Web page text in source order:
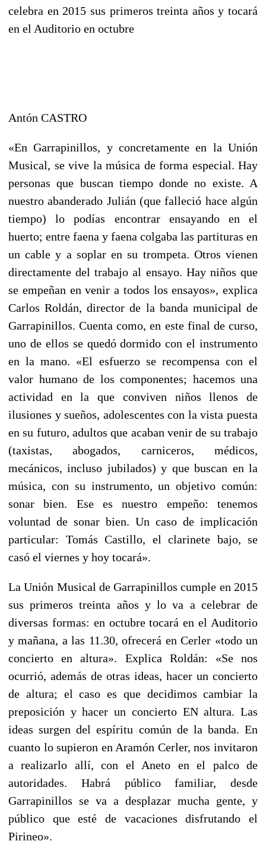
celebra en 2015 sus primeros treinta años y tocará
en el Auditorio en octubre
Antón CASTRO
«En Garrapinillos, y concretamente en la Unión
Musical, se vive la música de forma especial. Hay
personas que buscan tiempo donde no existe. A
nuestro abanderado Julián (que falleció hace algún
tiempo) lo podías encontrar ensayando en el
huerto; entre faena y faena colgaba las partituras en
un cable y a soplar en su trompeta. Otros vienen
directamente del trabajo al ensayo. Hay niños que
se empeñan en venir a todos los ensayos», explica
Carlos Roldán, director de la banda municipal de
Garrapinillos. Cuenta como, en este final de curso,
uno de ellos se quedó dormido con el instrumento
en la mano. «El esfuerzo se recompensa con el
valor humano de los componentes; hacemos una
actividad en la que conviven niños llenos de
ilusiones y sueños, adolescentes con la vista puesta
en su futuro, adultos que acaban venir de su trabajo
(taxistas, abogados, carniceros, médicos,
mecánicos, incluso jubilados) y que buscan en la
música, con su instrumento, un objetivo común:
sonar bien. Ese es nuestro empeño: tenemos
voluntad de sonar bien. Un caso de implicación
particular: Tomás Castillo, el clarinete bajo, se
casó el viernes y hoy tocará».
La Unión Musical de Garrapinillos cumple en 2015
sus primeros treinta años y lo va a celebrar de
diversas formas: en octubre tocará en el Auditorio
y mañana, a las 11.30, ofrecerá en Cerler «todo un
concierto en altura». Explica Roldán: «Se nos
ocurrió, además de otras ideas, hacer un concierto
de altura; el caso es que decidimos cambiar la
preposición y hacer un concierto EN altura. Las
ideas surgen del espíritu común de la banda. En
cuanto lo supieron en Aramón Cerler, nos invitaron
a realizarlo allí, con el Aneto en el palco de
autoridades. Habrá público familiar, desde
Garrapinillos se va a desplazar mucha gente, y
público que esté de vacaciones disfrutando el
Pirineo».